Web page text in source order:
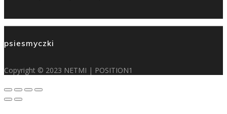
psiesmyczki
Copyright © 2023 NETMI | POSITION1